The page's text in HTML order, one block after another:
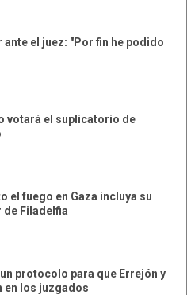
el juez: "Por fin he podido
votará el suplicatorio de
el fuego en Gaza incluya su
Filadelfia
protocolo para que Errejón y
en los juzgados